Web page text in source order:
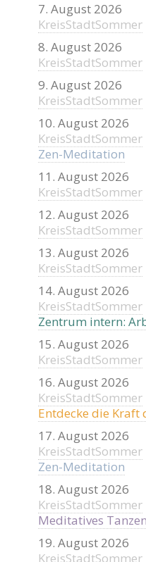
7. August 2026
KreisStadtSommer
8. August 2026
KreisStadtSommer
9. August 2026
KreisStadtSommer
10. August 2026
KreisStadtSommer
Zen-Meditation
11. August 2026
KreisStadtSommer
12. August 2026
KreisStadtSommer
13. August 2026
KreisStadtSommer
14. August 2026
KreisStadtSommer
Zentrum intern:
15. August 2026
KreisStadtSommer
16. August 2026
KreisStadtSommer
Entdecke die Kraft
17. August 2026
KreisStadtSommer
Zen-Meditation
18. August 2026
KreisStadtSommer
Meditatives Tanzen
19. August 2026
KreisStadtSommer